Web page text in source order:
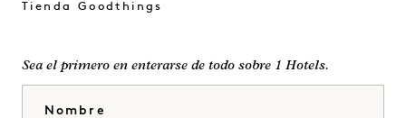
Tienda Goodthings
Sea el primero en enterarse de todo sobre 1 Hotels.